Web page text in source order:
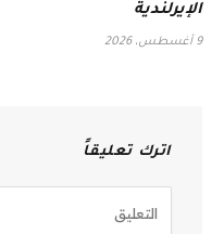
الإيرلندية
9 أغسطس، 2026
اترك تعليقاً